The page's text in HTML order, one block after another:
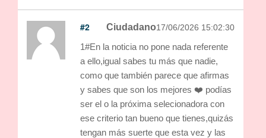
#2 Ciudadano17/06/2026 15:02:30
1#En la noticia no pone nada referente
a ello,igual sabes tu más que nadie,
como que también parece que afirmas
y sabes que son los mejores ❤️ podías
ser el o la próxima selecionadora con
ese criterio tan bueno que tienes,quizás
tengan más suerte que esta vez y las